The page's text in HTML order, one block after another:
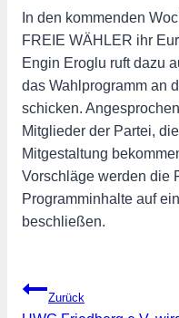
In den kommenden
FREIE WÄHLER ihr
Engin Eroglu ruft dazu
das Wahlprogramm an
schicken.
Mitglieder der Partei,
Mitgestaltung
Vorschläge werden die
Programminhalte auf
beschließen.
Beitragsnavigation
Zurück